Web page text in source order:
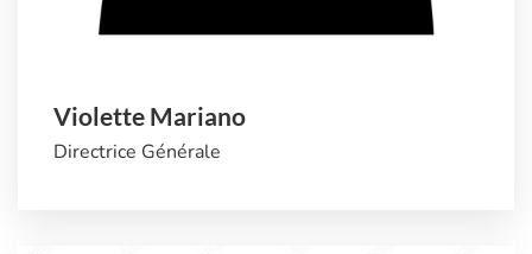
Violette Mariano
Directrice Générale